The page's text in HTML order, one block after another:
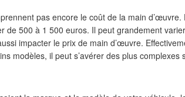
pas encore le coût de la main
de 500 à 1 500 euros. Il peut grandement
impacter le prix de main d’œuvre.
modèles, il peut s’avérer des plus complexes